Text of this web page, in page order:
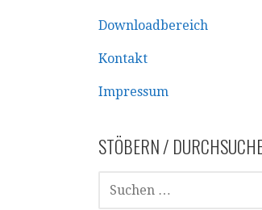
Downloadbereich
Kontakt
Impressum
STÖBERN /
SUCHEN
NACH: